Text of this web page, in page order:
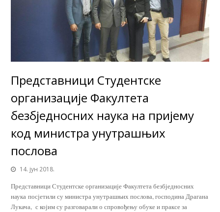
Представници Студентске
организације Факултета
безбједносних наука на пријему
код министра унутрашњих
послова
14. јун 2018.
Представници Студентске организације Факултета безбједносних
наука посјетили су министра унутрашњих послова, господина Драгана
Лукача, с којим су разговарали о спровођењу обуке и праксе за